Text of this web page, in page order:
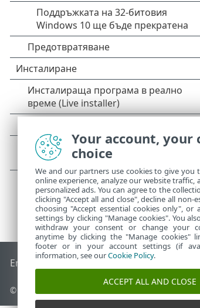
End of Life База със знания на ESET
© 1992 - 2026 ESET, spol. s r.o. – всички права
Your account, your
choice
We and our partners use cookies to give you
online experience, analyze our website traffic,
personalized ads. You can agree to the
clicking "Accept all and close", decline all non-
choosing "Accept essential cookies only", or
settings by clicking "Manage cookies". You
withdraw your consent or change your
anytime by clicking the "Manage cookies"
footer or in your account settings (if
information, see ourCookie Policy.
ACCEPT ALL AND CLOSE